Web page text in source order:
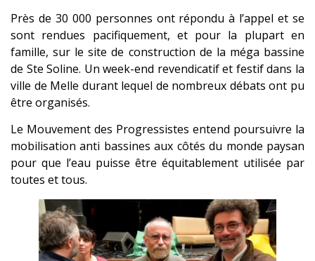
Près de 30 000 personnes ont répondu à l’appel et se
sont rendues pacifiquement, et pour la plupart en
famille, sur le site de construction de la méga bassine
de Ste Soline. Un week-end revendicatif et festif dans la
ville de Melle durant lequel de nombreux débats ont pu
être organisés.
Le Mouvement des Progressistes entend poursuivre la
mobilisation anti bassines aux côtés du monde paysan
pour que l’eau puisse être équitablement utilisée par
toutes et tous.